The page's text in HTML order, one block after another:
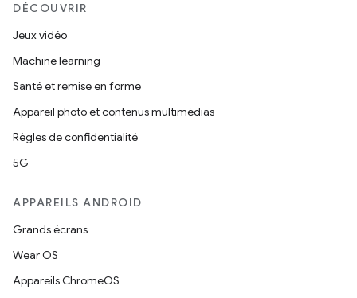
DÉCOUVRIR
Jeux vidéo
Machine learning
Santé et remise en forme
Appareil photo et contenus multimédias
Règles de confidentialité
5G
APPAREILS ANDROID
Grands écrans
Wear OS
Appareils ChromeOS